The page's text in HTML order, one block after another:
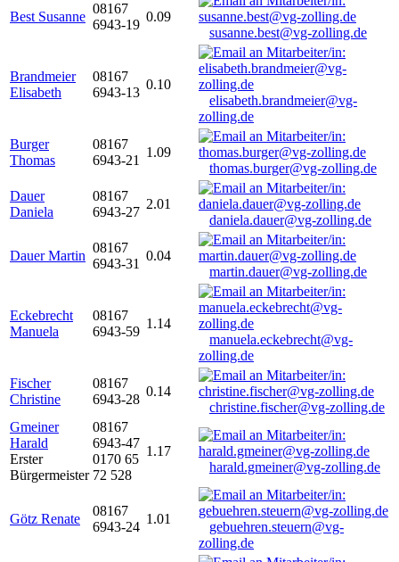
Best Susanne
08167
6943-19
0.09
susanne.best@vg-zolling.de
Brandmeier
Elisabeth
08167
6943-13
0.10
elisabeth.brandmeier@vg-
zolling.de
Burger
Thomas
08167
6943-21
1.09
thomas.burger@vg-zolling.de
Dauer
Daniela
08167
6943-27
2.01
daniela.dauer@vg-zolling.de
Dauer Martin
08167
6943-31
0.04
martin.dauer@vg-zolling.de
Eckebrecht
Manuela
08167
6943-59
1.14
manuela.eckebrecht@vg-
zolling.de
Fischer
Christine
08167
6943-28
0.14
christine.fischer@vg-zolling.de
Gmeiner
Harald
Erster
Bürgermeister
08167
6943-47
0170 65
72 528
1.17
harald.gmeiner@vg-zolling.de
Götz Renate
08167
6943-24
1.01
gebuehren.steuern@vg-
zolling.de